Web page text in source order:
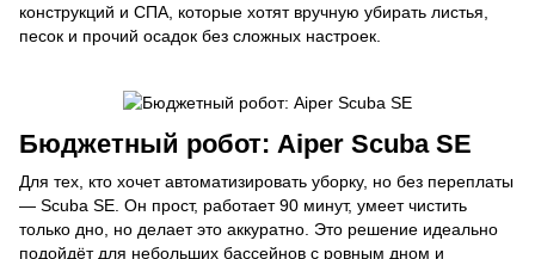
конструкций и СПА, которые хотят вручную убирать листья,
песок и прочий осадок без сложных настроек.
Бюджетный робот: Aiper Scuba SE
Для тех, кто хочет автоматизировать уборку, но без переплаты
— Scuba SE. Он прост, работает 90 минут, умеет чистить
только дно, но делает это аккуратно. Это решение идеально
подойдёт для небольших бассейнов с ровным дном и